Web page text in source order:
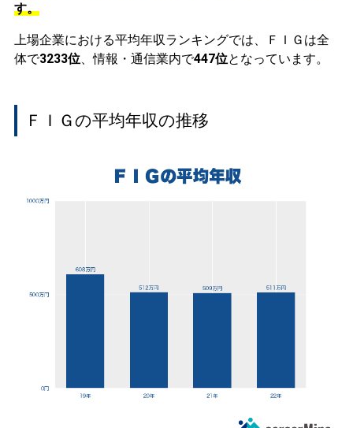
す。
上場企業における平均年収ランキングでは、ＦＩＧは全
体で3233位、情報・通信業内で447位となっています。
ＦＩＧの平均年収の推移